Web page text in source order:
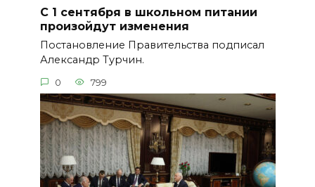
С 1 сентября в школьном питании
произойдут изменения
Постановление Правительства подписал
Александр Турчин.
0 799